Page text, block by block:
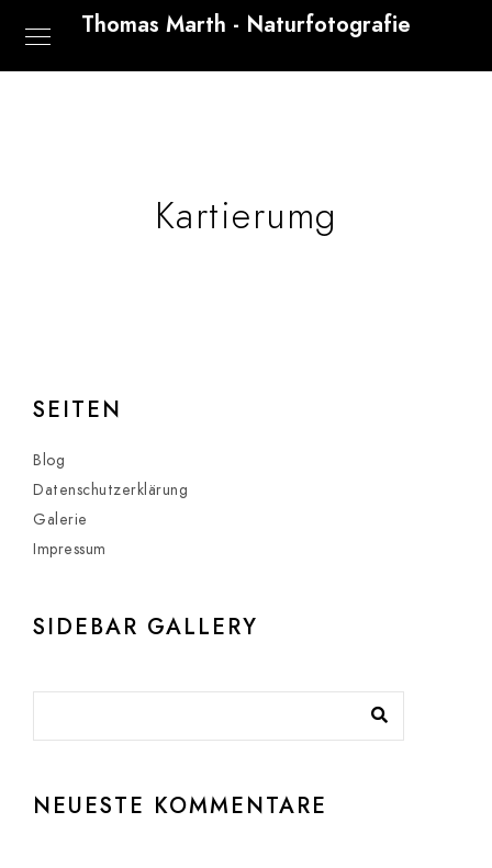
Thomas Marth - Naturfotografie
Kartierumg
SEITEN
Blog
Datenschutzerklärung
Galerie
Impressum
SIDEBAR GALLERY
NEUESTE KOMMENTARE